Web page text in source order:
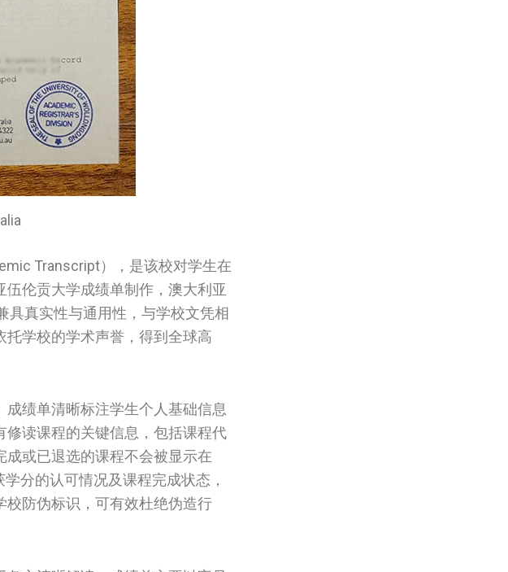
Transcript），是该校对学生在
伍伦贡大学‌‌‌‌‌‌‌‌‌‌成绩单制作，澳大利亚
具真实性与通用性，与学校文凭相
学校的学术声誉，得到全球高
绩单清晰标注学生个人基础信息
修读课程的关键信息，包括课程代
或已退选的课程不会被显示在
分的认可情况及课程完成状态，
校防伪标识，可有效杜绝伪造行